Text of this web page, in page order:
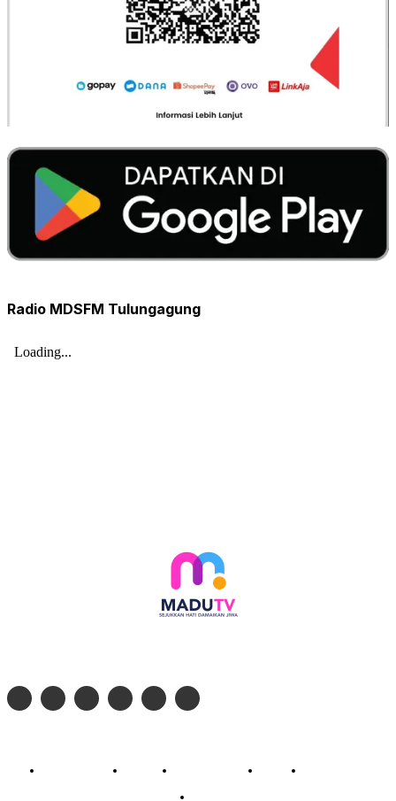
Radio MDSFM Tulungagung
Profil Madu TV Redaksi Pedoman Siber Kontak